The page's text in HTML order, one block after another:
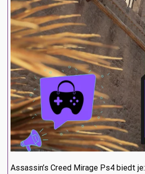
Assassin’s Creed Mirage Ps4 biedt je: